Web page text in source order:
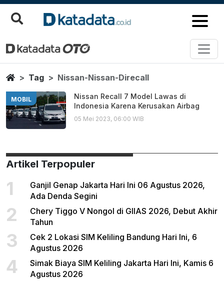
Nissan Nissan Direcall
Berita Terbaru
HomeTag Nissan-Nissan-Direcall
MOBIL
Nissan Recall 7 Model Lawas di
Indonesia Karena Kerusakan Airbag
05 Mei 2023, 06:00 WIB
Artikel Terpopuler
1
Ganjil Genap Jakarta Hari Ini 06 Agustus 2026,
Ada Denda Segini
2
Chery Tiggo V Nongol di GIIAS 2026, Debut Akhir
Tahun
3
Cek 2 Lokasi SIM Keliling Bandung Hari Ini, 6
Agustus 2026
4
Simak Biaya SIM Keliling Jakarta Hari Ini, Kamis 6
Agustus 2026